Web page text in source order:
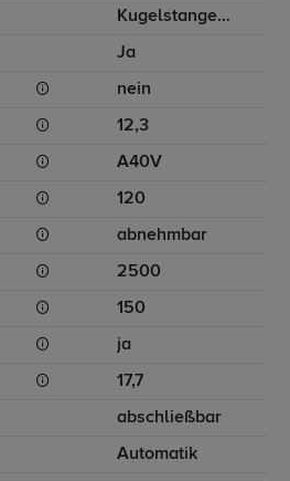
Kugelstange von unten gesteckt
Ja
nein
12,3
A40V
120
abnehmbar
2500
150
ja
17,7
abschließbar
Automatik